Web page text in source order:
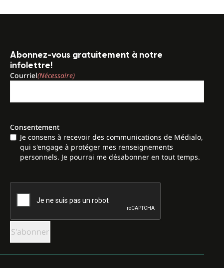
Abonnez-vous gratuitement à notre
infolettre!
Courriel(Nécessaire)
Consentement
Je consens à recevoir des communications de Médialo,
qui s'engage à protéger mes renseignements
personnels. Je pourrai me désabonner en tout temps.
CAPTCHA